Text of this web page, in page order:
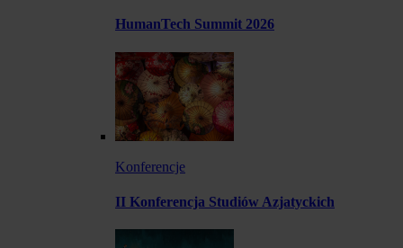
HumanTech Summit 2026
Konferencje
II Konferencja Studiów Azjatyckich